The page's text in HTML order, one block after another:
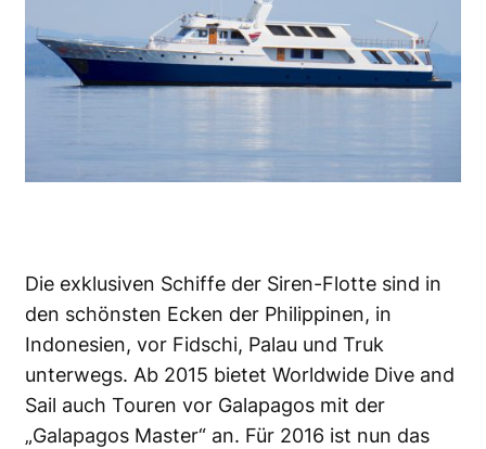
Die exklusiven Schiffe der Siren-Flotte sind in
den schönsten Ecken der Philippinen, in
Indonesien, vor Fidschi, Palau und Truk
unterwegs. Ab 2015 bietet Worldwide Dive and
Sail auch Touren vor Galapagos mit der
„Galapagos Master“ an. Für 2016 ist nun das